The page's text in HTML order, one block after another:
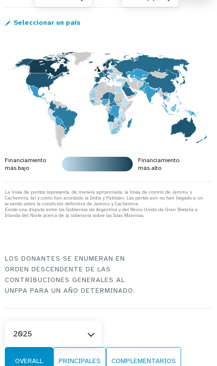
Seleccionar un país
Financiamiento
más bajo
Financiamiento
más alto
La línea de puntos representa, de manera aproximada, la línea de control de Jammu y
Cachemira, tal y como han acordado la India y Pakistán. Las partes aún no han llegado a un
acuerdo sobre la condición definitiva de Jammu y Cachemira.
Existe una disputa entre los Gobiernos de Argentina y del Reino Unido de Gran Bretaña e
Irlanda del Norte acerca de la soberanía sobre las Islas Malvinas.
LOS DONANTES SE ENUMERAN EN
ORDEN DESCENDENTE DE LAS
CONTRIBUCIONES GENERALES AL
UNFPA PARA UN AÑO DETERMINADO.
Year
2025
OVERALL PRINCIPALES COMPLEMENTARIOS